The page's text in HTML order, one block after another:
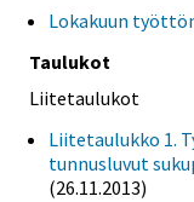
Lokakuun
Taulukot
Liitetaulukot
Liitetaulukko 1.
tunnusluvut
(26.11.2013)